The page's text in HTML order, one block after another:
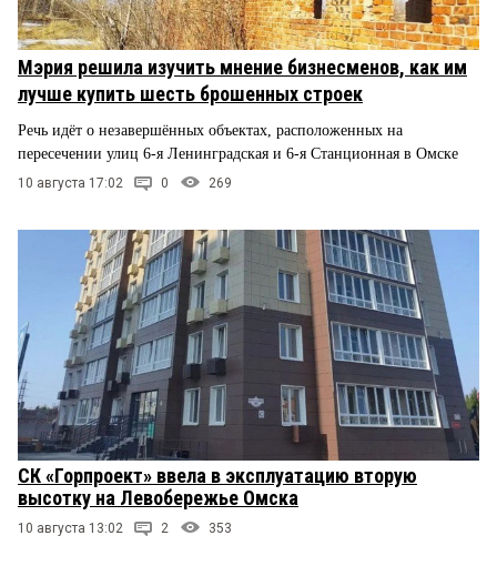
Мэрия решила изучить мнение бизнесменов, как им
лучше купить шесть брошенных строек
Речь идёт о незавершённых объектах, расположенных на
пересечении улиц 6-я Ленинградская и 6-я Станционная в Омске
10 августа 17:02 0 269
СК «Горпроект» ввела в эксплуатацию вторую
высотку на Левобережье Омска
10 августа 13:02 2 353